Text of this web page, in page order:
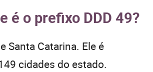
é o prefixo DDD 49?
Santa Catarina. Ele é
cidades do estado.